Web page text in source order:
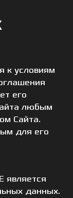
к условиям
его
любым
Сайта.
для его
является
данных.